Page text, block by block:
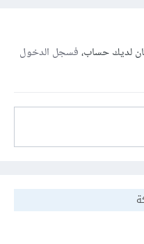
لديك حساب،فسجل الدخول